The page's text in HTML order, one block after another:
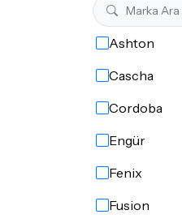
Ashton
Cascha
Cordoba
Engür
Fenix
Fusion